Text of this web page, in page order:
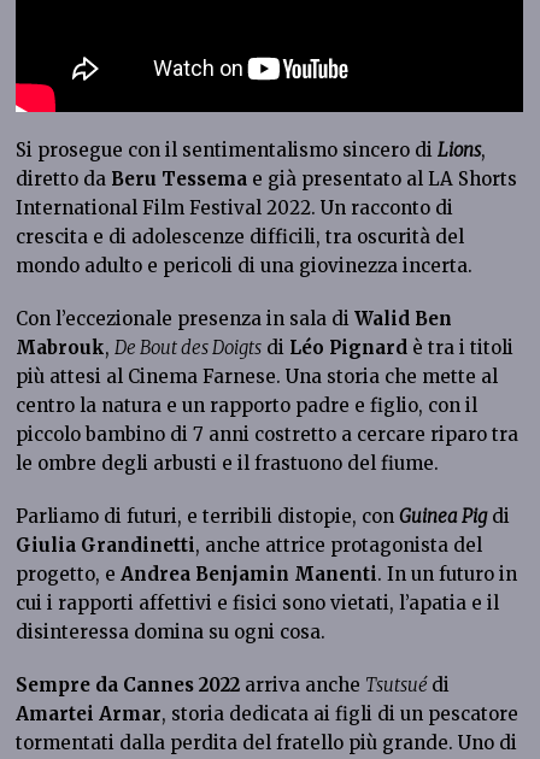
Si prosegue con il sentimentalismo sincero diLions,
diretto da Beru Tessema e già presentato al LA Shorts
International Film Festival 2022. Un racconto di
crescita e di adolescenze difficili, tra oscurità del
mondo adulto e pericoli di una giovinezza incerta.
Con l’eccezionale presenza in sala diWalid Ben
Mabrouk,De Bout des Doigts di Léo Pignard è tra i titoli
più attesi al Cinema Farnese. Una storia che mette al
centro la natura e un rapporto padre e figlio, con il
piccolo bambino di 7 anni costretto a cercare riparo tra
le ombre degli arbusti e il frastuono del fiume.
Parliamo di futuri, e terribili distopie, con Guinea Pigdi
Giulia Grandinetti, anche attrice protagonista del
progetto, e Andrea Benjamin Manenti. In un futuro in
cui i rapporti affettivi e fisici sono vietati, l’apatia e il
disinteressa domina su ogni cosa.
Sempre da Cannes 2022 arriva anche Tsutsué di
Amartei Armar, storia dedicata ai figli di un pescatore
tormentati dalla perdita del fratello più grande. Uno di